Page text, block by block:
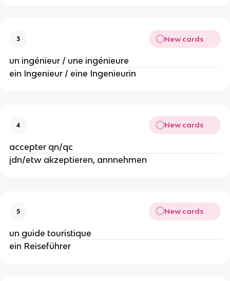
3 New cards
un ingénieur / une ingénieure
ein Ingenieur / eine Ingenieurin
4 New cards
accepter qn/qc
jdn/etw akzeptieren, annnehmen
5 New cards
un guide touristique
ein Reiseführer